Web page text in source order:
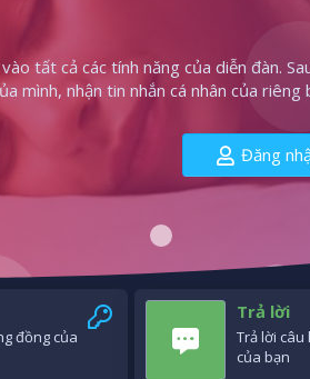
tất cả các tính năng của diễn đàn.
mình, nhận tin nhắn cá nhân của
Đăng
đồng của
Trả lời
Trả lời
của bạn